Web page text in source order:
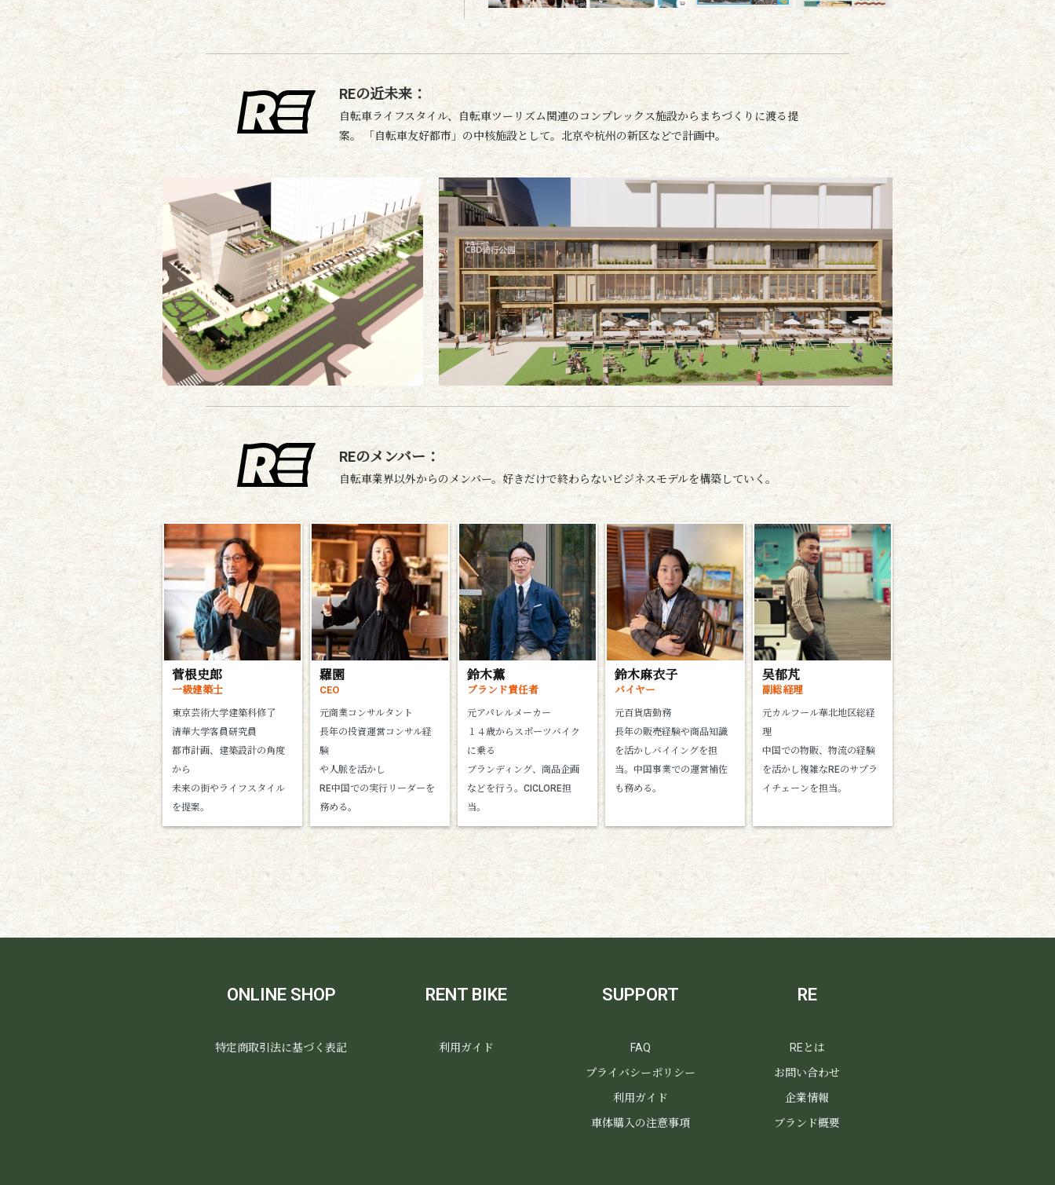
REの近未来：
自転車ライフスタイル、自転車ツーリズム関連のコンプレックス施設からまちづくりに渡る提
案。 「自転車友好都市」の中核施設として。北京や杭州の新区などで計画中。
REのメンバー：
自転車業界以外からのメンバー。好きだけで終わらないビジネスモデルを構築していく。
菅根史郎
一級建築士
東京芸術大学建築科修了
清華大学客員研究員
都市計画、建築設計の角度
から
未来の街やライフスタイル
を提案。
羅園
CEO
元商業コンサルタント
長年の投資運営コンサル経
験
や人脈を活かし
RE中国での実行リーダーを
務める。
鈴木薫
ブランド責任者
元アパレルメーカー
１４歳からスポーツバイク
に乗る
ブランディング、商品企画
などを行う。CICLORE担
当。
鈴木麻衣子
バイヤー
元百貨店勤務
長年の販売経験や商品知識
を活かしバイイングを担
当。中国事業での運営補佐
も務める。
吴郁芃
副総経理
元カルフール華北地区総経
理
中国での物販、物流の経験
を活かし複雑なREのサプラ
イチェーンを担当。
ONLINE SHOP
特定商取引法に基づく表記
RENT BIKE
利用ガイド
SUPPORT
FAQ
プライバシーポリシー
利用ガイド
車体購入の注意事項
RE
REとは
お問い合わせ
企業情報
ブランド概要